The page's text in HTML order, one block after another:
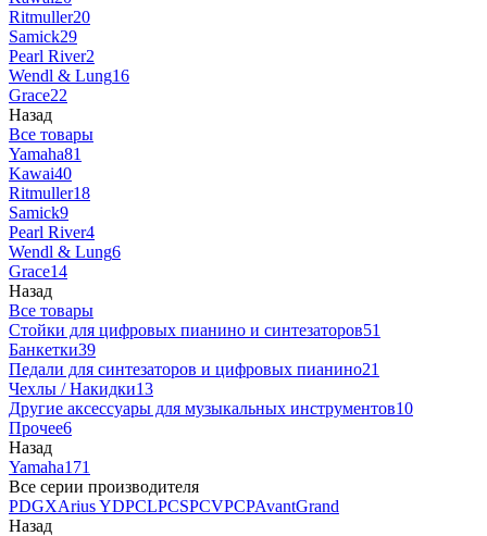
Ritmuller20
Samick29
Pearl River2
Wendl & Lung16
Grace22
Назад
Все товары
Yamaha81
Kawai40
Ritmuller18
Samick9
Pearl River4
Wendl & Lung6
Grace14
Назад
Все товары
Стойки для цифровых пианино и синтезаторов51
Банкетки39
Педали для синтезаторов и цифровых пианино21
Чехлы / Накидки13
Другие аксессуары для музыкальных инструментов10
Прочее6
Назад
Yamaha171
Все серии производителя
PDGXArius YDPCLPCSPCVPCPAvantGrand
Назад